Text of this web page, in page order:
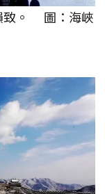
致。 圖：海峽